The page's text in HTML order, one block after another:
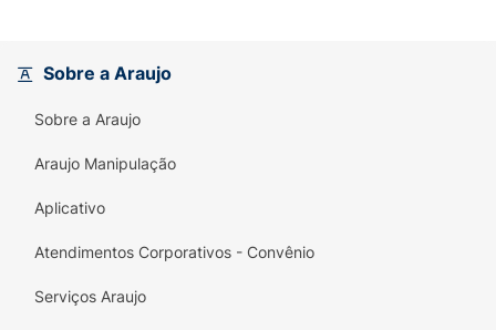
Sobre a Araujo
Sobre a Araujo
Araujo Manipulação
Aplicativo
Atendimentos Corporativos - Convênio
Serviços Araujo